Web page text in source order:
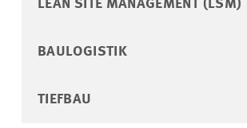
LEAN SITE MANAGEMENT (LSM)
BAULOGISTIK
TIEFBAU